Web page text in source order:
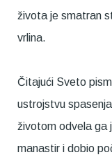
života je smatran
vrlina.
Čitajući Sveto
ustrojstvu
životom odvela ga
manastir i dobio